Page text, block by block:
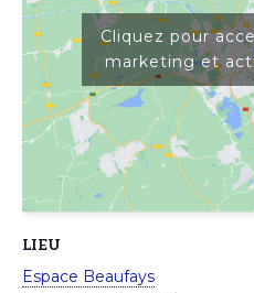
LIEU
Espace Beaufays
Cliquez pour
marketing et